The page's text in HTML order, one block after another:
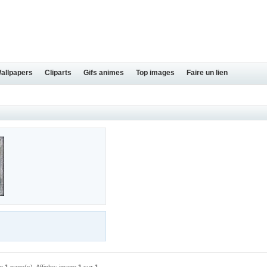
Cliparts Gifs animes Top images Faire un lien